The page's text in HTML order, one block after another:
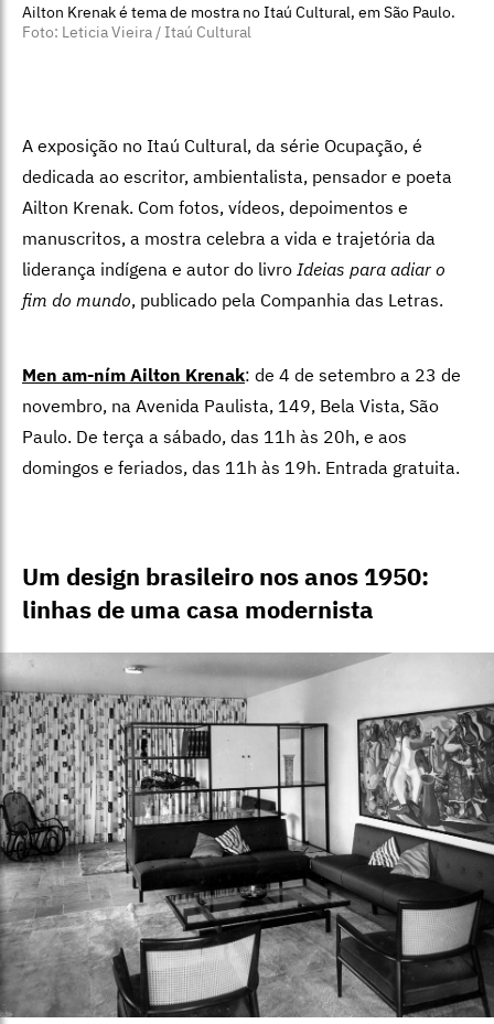
Ailton Krenak é tema de mostra no Itaú Cultural, em São Paulo.
Foto: Leticia Vieira / Itaú Cultural
A exposição no Itaú Cultural, da série Ocupação, é
dedicada ao escritor, ambientalista, pensador e poeta
Ailton Krenak. Com fotos, vídeos, depoimentos e
manuscritos, a mostra celebra a vida e trajetória da
liderança indígena e autor do livro Ideias para adiar o
fim do mundo, publicado pela Companhia das Letras.
Men am-ním Ailton Krenak: de 4 de setembro a 23 de
novembro, na Avenida Paulista, 149, Bela Vista, São
Paulo. De terça a sábado, das 11h às 20h, e aos
domingos e feriados, das 11h às 19h. Entrada gratuita.
Um design brasileiro nos anos 1950:
linhas de uma casa modernista